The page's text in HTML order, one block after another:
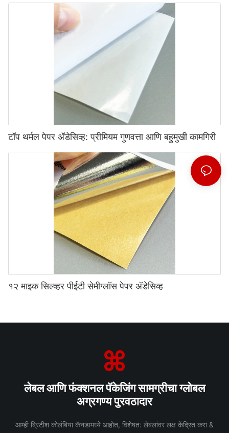
टॉप थर्मल पेपर अ‍ॅडेसिव्ह: प्रीमियम गुणवत्ता आणि बहुमुखी कामगिरी
१२ माइक सिल्व्हर पीईटी सेमीग्लॉस पेपर अ‍ॅडेसिव्ह
लेबल आणि फंक्शनल पॅकेजिंग सामग्रीचा ग्लोबल
अग्रगण्य पुरवठादार
आम्ही ब्रिटीश कोलंबिया कॅनडामध्ये आहोत, विशेषत: लेबलांवर लक्ष केंद्रित करा &